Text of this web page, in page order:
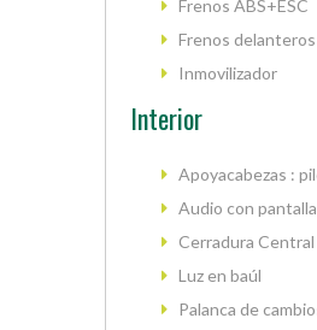
Frenos ABS+ESC
Frenos
Inmovilizador
Interior
Apoyacabezas :
Audio con
Cerradura Central
Luz en baúl
Palanca de